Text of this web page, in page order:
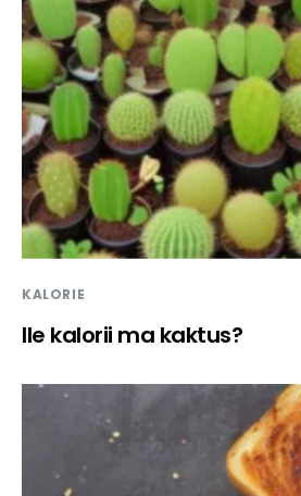
KALORIE
Ile kalorii ma kaktus?